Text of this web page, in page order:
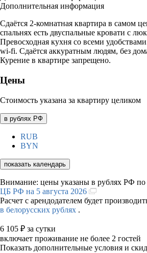
Дополнительная информация
Сдаётся 2-комнатная квартира в самом
спальнях есть двуспальные кровати с
Превосходная кухня со всеми
wi-fi. Сдаётся аккуратным людям, без
Курение в квартире запрещено.
Цены
Стоимость указана за квартиру целиком
в рублях РФ
RUB
BYN
показать календарь
Внимание: цены указаны в рублях РФ по
ЦБ РФ на 5 августа 2026
Расчет с арендодателем будет
в белорусских рублях .
6 105 ₽ за сутки
включает проживание не более 2 гостей
Показать дополнительные условия и